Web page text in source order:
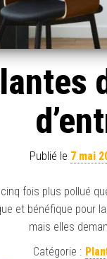
Publié le 7 mai
fois plus pollué
et bénéfique pour
mais elles
Catégorie :